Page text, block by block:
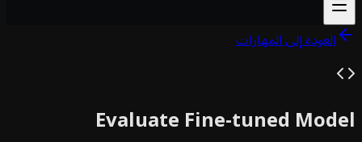
العودة إلى المهارات
Evaluate Fine-tuned